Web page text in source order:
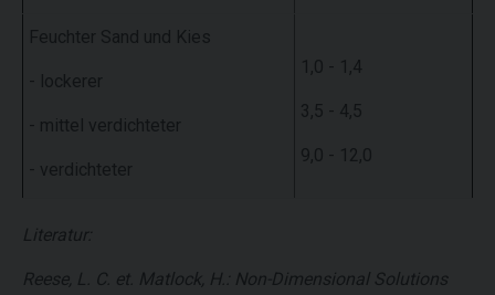
Feuchter Sand und Kies
- lockerer
- mittel verdichteter
- verdichteter
1,0 - 1,4
3,5 - 4,5
9,0 - 12,0
Literatur:
Reese, L. C. et. Matlock, H.: Non-Dimensional Solutions